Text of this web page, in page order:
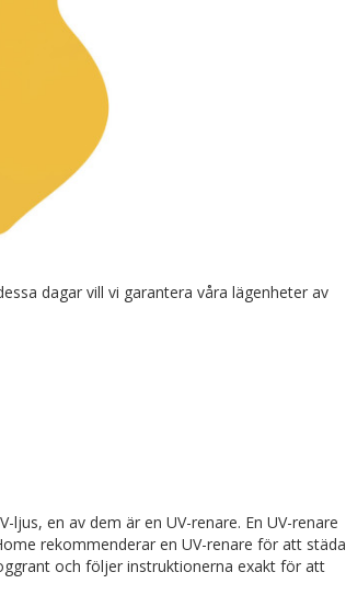
dagar vill vi garantera våra lägenheter av
en av dem är en UV-renare. En UV-renare
rekommenderar en UV-renare för att städa
och följer instruktionerna exakt för att